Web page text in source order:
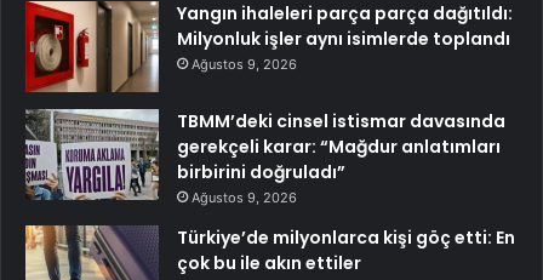
Yangın ihaleleri parça parça dağıtıldı:
Milyonluk işler aynı isimlerde toplandı
Ağustos 9, 2026
TBMM’deki cinsel istismar davasında
gerekçeli karar: “Mağdur anlatımları
birbirini doğruladı”
Ağustos 9, 2026
Türkiye’de milyonlarca kişi göç etti: En
çok bu ile akın ettiler